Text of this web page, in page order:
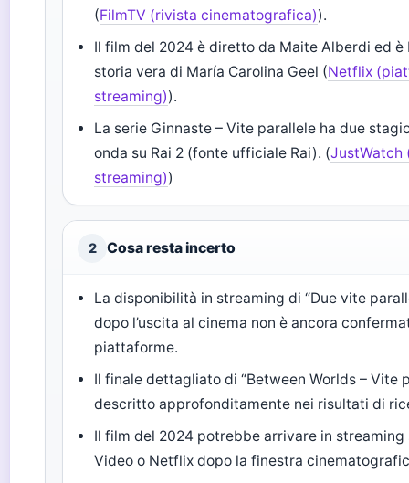
(FilmTV (rivista cinematografica)).
Il film del 2024 è diretto da Maite Alberdi ed è
storia vera di María Carolina Geel (Netflix
streaming)).
La serie Ginnaste – Vite parallele ha due
onda su Rai 2 (fonte ufficiale Rai). (JustWatch
streaming))
2 Cosa resta incerto
La disponibilità in streaming di “Due vite
dopo l’uscita al cinema non è ancora
piattaforme.
Il finale dettagliato di “Between Worlds – Vite
descritto approfonditamente nei risultati di
Il film del 2024 potrebbe arrivare in streaming
Video o Netflix dopo la finestra